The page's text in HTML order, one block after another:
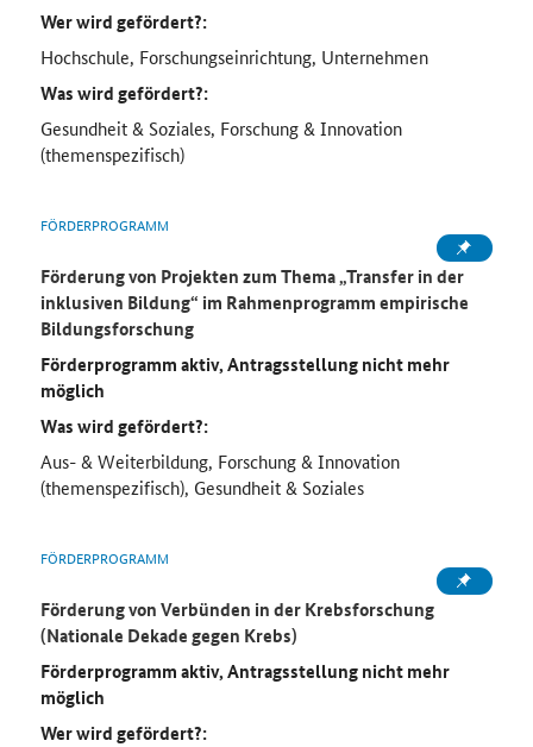
Wer wird gefördert?:
Hochschule, Forschungseinrichtung, Unternehmen
Was wird gefördert?:
Gesundheit & Soziales, Forschung & Innovation
(themenspezifisch)
FÖRDERPROGRAMM
Förderung von Projekten zum Thema „Transfer in der
inklusiven Bildung“ im Rahmenprogramm empirische
Bildungsforschung
Förderprogramm aktiv, Antragsstellung nicht mehr
möglich
Was wird gefördert?:
Aus- & Weiterbildung, Forschung & Innovation
(themenspezifisch), Gesundheit & Soziales
FÖRDERPROGRAMM
Förderung von Verbünden in der Krebsforschung
(Nationale Dekade gegen Krebs)
Förderprogramm aktiv, Antragsstellung nicht mehr
möglich
Wer wird gefördert?: